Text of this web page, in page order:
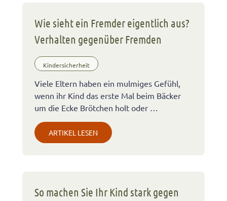
Wie sieht ein Fremder eigentlich aus?
Verhalten gegenüber Fremden
Kindersicherheit
Viele Eltern haben ein mulmiges Gefühl,
wenn ihr Kind das erste Mal beim Bäcker
um die Ecke Brötchen holt oder …
ARTIKEL LESEN
So machen Sie Ihr Kind stark gegen